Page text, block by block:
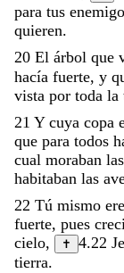
para tus
quieren.
20 El árbol que
hacía fuerte, y
vista por toda la
21 Y cuya copa
que para todos
cual moraban las
habitaban las
22 Tú mismo
fuerte, pues
cielo, ✝ 4.22
tierra.